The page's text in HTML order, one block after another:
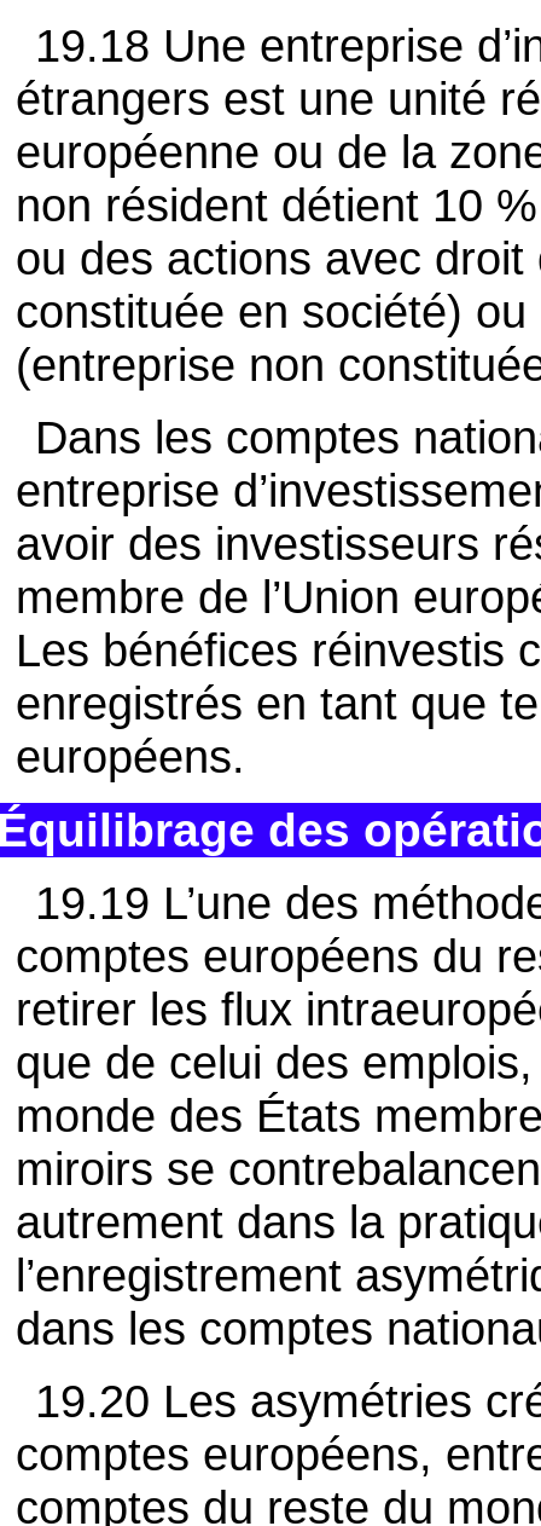
19.18 Une entreprise
étrangers est une unité
européenne ou de la
non résident détient 10
ou des actions avec
constituée en société)
(entreprise non
Dans les comptes
entreprise
avoir des investisseurs
membre de l’Union
Les bénéfices réinvestis
enregistrés en tant que
européens.
des
19.19 L’une des
comptes européens du
retirer les flux
que de celui des
monde des États
miroirs se
autrement dans la
l’enregistrement
dans les comptes
19.20 Les asymétries
comptes européens,
comptes du reste du